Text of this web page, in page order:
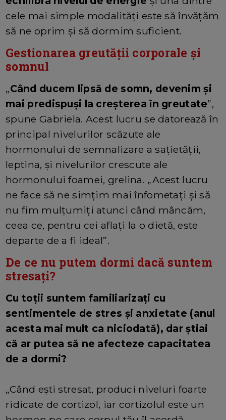
cele mai simple modalități este să învățăm
să ne oprim și să dormim suficient.
Gestionarea greutății corporale și
somnul
„Când ducem lipsă de somn, devenim și
mai predispuși la creșterea în greutate”,
spune Gabriela. Acest lucru se datorează în
principal nivelurilor scăzute ale
hormonului de semnalizare a sațietății,
leptina, și nivelurilor crescute ale
hormonului foamei, grelina. „Acest lucru
ne face să ne simțim mai înfometați și să
nu fim mulțumiți atunci când mâncăm,
ceea ce, pentru cei aflați la o dietă, este
departe de a fi ideal”.
De ce nu putem dormi dacă suntem
stresați?
Cu toții suntem familiarizați cu
sentimentele de stres și anxietate (anul
acesta mai mult ca niciodată), dar știai
că ar putea să ne afecteze capacitatea
de a dormi?
„Când ești stresat, produci niveluri foarte
ridicate de cortizol, iar cortizolul este un